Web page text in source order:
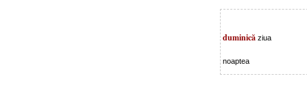
duminică ziua
noaptea